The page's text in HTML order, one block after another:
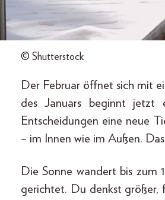
© Shutterstock
Der Februar öffnet sich mit
des Januars beginnt jetzt
Entscheidungen eine neue
– im Innen wie im Außen.
Die Sonne wandert bis zum
gerichtet. Du denkst größer,